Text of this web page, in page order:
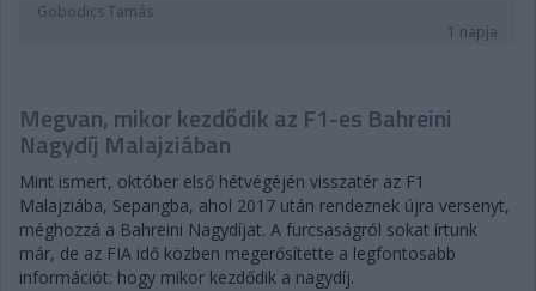
Gobodics Tamás
1 napja
Megvan, mikor kezdődik az F1-es Bahreini
Nagydíj Malajziában
Mint ismert, október első hétvégéjén visszatér az F1
Malajziába, Sepangba, ahol 2017 után rendeznek újra versenyt,
méghozzá a Bahreini Nagydíjat. A furcsaságról sokat írtunk
már, de az FIA idő közben megerősítette a legfontosabb
információt: hogy mikor kezdődik a nagydíj.